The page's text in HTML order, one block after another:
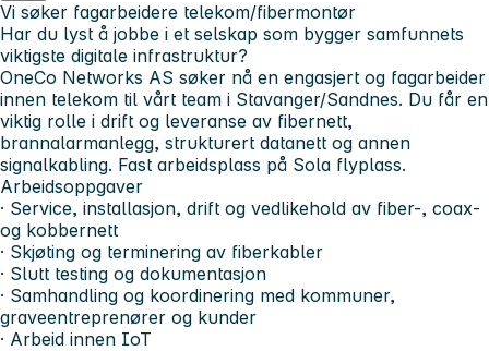
Vi søker fagarbeidere telekom/fibermontør
Har du lyst å jobbe i et selskap som bygger samfunnets
viktigste digitale infrastruktur?
OneCo Networks AS søker nå en engasjert og fagarbeider
innen telekom til vårt team i Stavanger/Sandnes. Du får en
viktig rolle i drift og leveranse av fibernett,
brannalarmanlegg, strukturert datanett og annen
signalkabling. Fast arbeidsplass på Sola flyplass.
Arbeidsoppgaver
· Service, installasjon, drift og vedlikehold av fiber-, coax-
og kobbernett
· Skjøting og terminering av fiberkabler
· Slutt testing og dokumentasjon
· Samhandling og koordinering med kommuner,
graveentreprenører og kunder
· Arbeid innen IoT